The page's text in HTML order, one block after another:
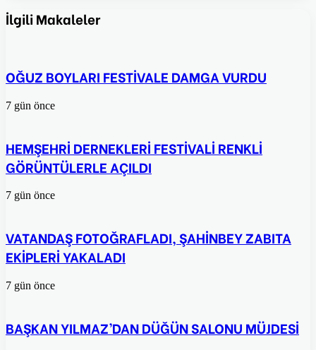
Posta
ile
İlgili Makaleler
OĞUZ BOYLARI FESTİVALE DAMGA VURDU
7 gün önce
HEMŞEHRİ DERNEKLERİ FESTİVALİ RENKLİ
GÖRÜNTÜLERLE AÇILDI
7 gün önce
VATANDAŞ FOTOĞRAFLADI, ŞAHİNBEY ZABITA
EKİPLERİ YAKALADI
7 gün önce
BAŞKAN YILMAZ’DAN DÜĞÜN SALONU MÜJDESİ